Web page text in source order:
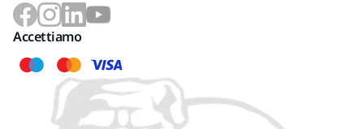
Accettiamo